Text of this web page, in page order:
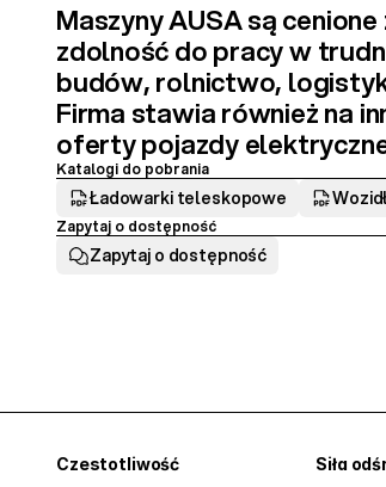
Maszyny AUSA są cenione
zdolność do pracy w
budów, rolnictwo,
Firma stawia również na
oferty pojazdy
Katalogi do pobrania
Ładowarki teleskopowe
Zapytaj o dostępność
Zapytaj o dostępność
Czestotliwość Siła